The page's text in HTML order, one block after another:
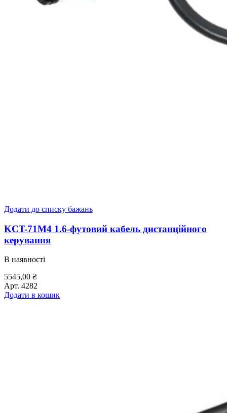
Додати до списку бажань
KCT-71M4 1.6-футовий кабель дистанційного
керування
В наявності
5545,00 ₴
Арт. 4282
Додати в кошик